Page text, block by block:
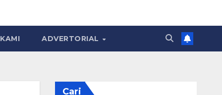
ADVERTORIAL
Cari